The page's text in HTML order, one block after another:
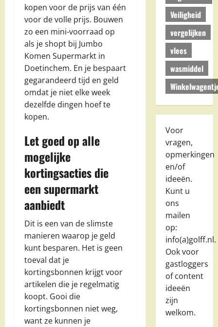
kopen voor de prijs van één
voor de volle prijs. Bouwen
zo een mini-voorraad op
als je shopt bij Jumbo
Komen Supermarkt in
Doetinchem. En je bespaart
gegarandeerd tijd en geld
omdat je niet elke week
dezelfde dingen hoef te
kopen.
Let goed op alle
mogelijke
kortingsacties die
een supermarkt
aanbiedt
Dit is een van de slimste
manieren waarop je geld
kunt besparen. Het is geen
toeval dat je
kortingsbonnen krijgt voor
artikelen die je regelmatig
koopt. Gooi die
kortingsbonnen niet weg,
want ze kunnen je
Veiligheid
vergelijken
vlees
wasmiddel
Voor
vragen,
opmerkingen
en/of
ideeën.
Kunt u
ons
mailen
op:
info(a)golff.nl.
Ook voor
gastloggers
of content
ideeën
zijn
welkom.